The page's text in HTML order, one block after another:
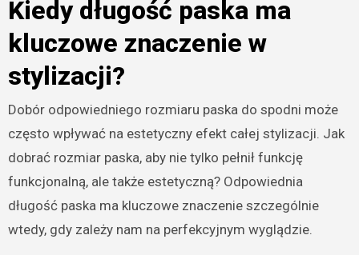
Kiedy długość paska ma
kluczowe znaczenie w
stylizacji?
Dobór odpowiedniego rozmiaru paska do spodni może
często wpływać na estetyczny efekt całej stylizacji. Jak
dobrać rozmiar paska, aby nie tylko pełnił funkcję
funkcjonalną, ale także estetyczną? Odpowiednia
długość paska ma kluczowe znaczenie szczególnie
wtedy, gdy zależy nam na perfekcyjnym wyglądzie.